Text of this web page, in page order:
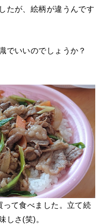
たが、絵柄が違うんです
でいいのでしょうか？
て食べました。立て続
しさ(笑)。